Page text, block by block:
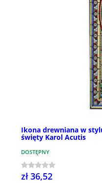
Ikona drewniana w
święty Karol Acutis
DOSTĘPNY
zł 36,52